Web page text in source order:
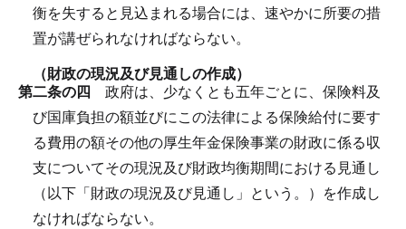
衡を失すると見込まれる場合には、速やかに所要の措
置が講ぜられなければならない。
（財政の現況及び見通しの作成）
第二条の四
政府は、少なくとも五年ごとに、保険料及
び国庫負担の額並びにこの法律による保険給付に要す
る費用の額その他の厚生年金保険事業の財政に係る収
支についてその現況及び財政均衡期間における見通し
（以下「財政の現況及び見通し」という。）を作成し
なければならない。